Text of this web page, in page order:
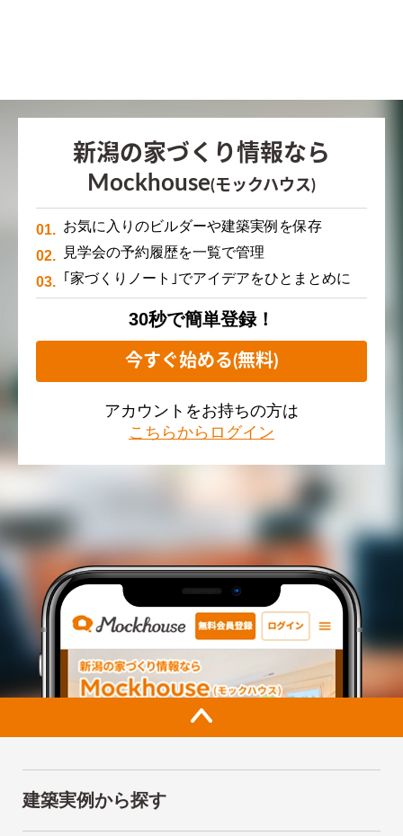
新潟の家づくり情報なら
Mockhouse(モックハウス)
お気に入りのビルダーや建築実例を保存
見学会の予約履歴を一覧で管理
｢家づくりノート｣でアイデアをひとまとめに
30秒で簡単登録！
今すぐ始める(無料)
アカウントをお持ちの方は
こちらからログイン
建築実例から探す